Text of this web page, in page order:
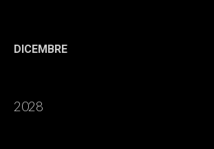
DICEMBRE
2028